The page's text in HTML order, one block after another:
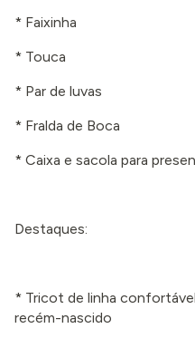
* Faixinha
* Touca
* Par de luvas
* Fralda de Boca
* Caixa e sacola para
Destaques:
* Tricot de linha
recém-nascido